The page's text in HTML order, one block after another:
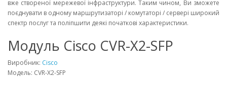
вже створеної мережевої інфраструктури. Таким чином, Ви зможете
поєднувати в одному маршрутизаторі / комутаторі / сервері широкий
спектр послуг та поліпшити деякі початкові характеристики.
Модуль Cisco CVR-X2-SFP
Виробник: Cisco
Модель: CVR-X2-SFP